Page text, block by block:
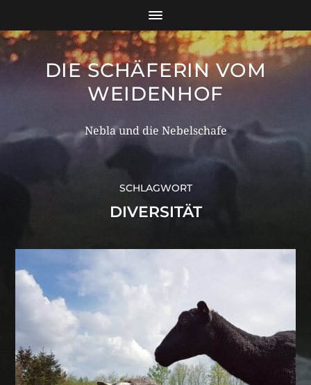
DIE SCHÄFERIN VOM
WEIDENHOF
Nebla und die Nebelschafe
SCHLAGWORT
DIVERSITÄT